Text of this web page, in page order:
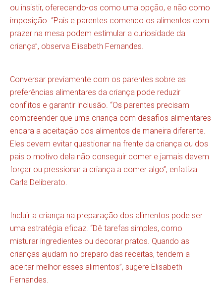
ou insistir, oferecendo-os como uma opção, e não como
imposição. “Pais e parentes comendo os alimentos com
prazer na mesa podem estimular a curiosidade da
criança”, observa Elisabeth Fernandes.
Conversar previamente com os parentes sobre as
preferências alimentares da criança pode reduzir
conflitos e garantir inclusão. “Os parentes precisam
compreender que uma criança com desafios alimentares
encara a aceitação dos alimentos de maneira diferente.
Eles devem evitar questionar na frente da criança ou dos
pais o motivo dela não conseguir comer e jamais devem
forçar ou pressionar a criança a comer algo”, enfatiza
Carla Deliberato.
Incluir a criança na preparação dos alimentos pode ser
uma estratégia eficaz. “Dê tarefas simples, como
misturar ingredientes ou decorar pratos. Quando as
crianças ajudam no preparo das receitas, tendem a
aceitar melhor esses alimentos”, sugere Elisabeth
Fernandes.